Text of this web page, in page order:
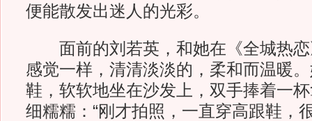
便能散发出迷人的光彩。
面前的刘若英，和她在《全城热恋
感觉一样，清清淡淡的，柔和而温暖
鞋，软软地坐在沙发上，双手捧着一
细糯糯：“刚才拍照，一直穿高跟鞋，